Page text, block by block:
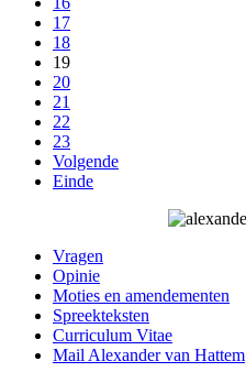
17
18
19
20
21
22
23
Volgende
Einde
Vragen
Opinie
Moties en amendementen
Spreekteksten
Curriculum Vitae
Mail Alexander van Hattem